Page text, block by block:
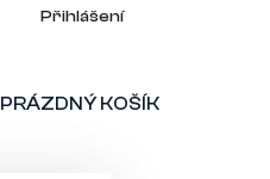
Přihlášení
PRÁZDNÝ KOŠÍK